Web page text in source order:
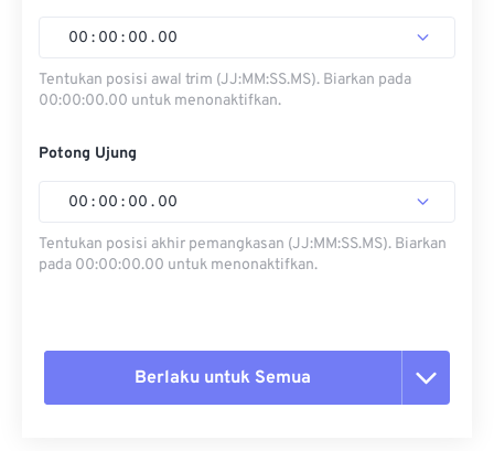
00 : 00 : 00 . 00
Tentukan posisi awal trim (JJ:MM:SS.MS). Biarkan pada
00:00:00.00 untuk menonaktifkan.
Potong Ujung
00 : 00 : 00 . 00
Tentukan posisi akhir pemangkasan (JJ:MM:SS.MS). Biarkan
pada 00:00:00.00 untuk menonaktifkan.
Berlaku untuk Semua